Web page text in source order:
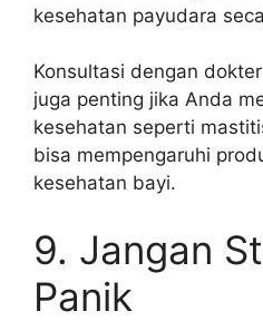
kesehatan payudara
Konsultasi dengan
juga penting jika Anda
kesehatan seperti
bisa mempengaruhi
kesehatan bayi.
9. Jangan
Panik